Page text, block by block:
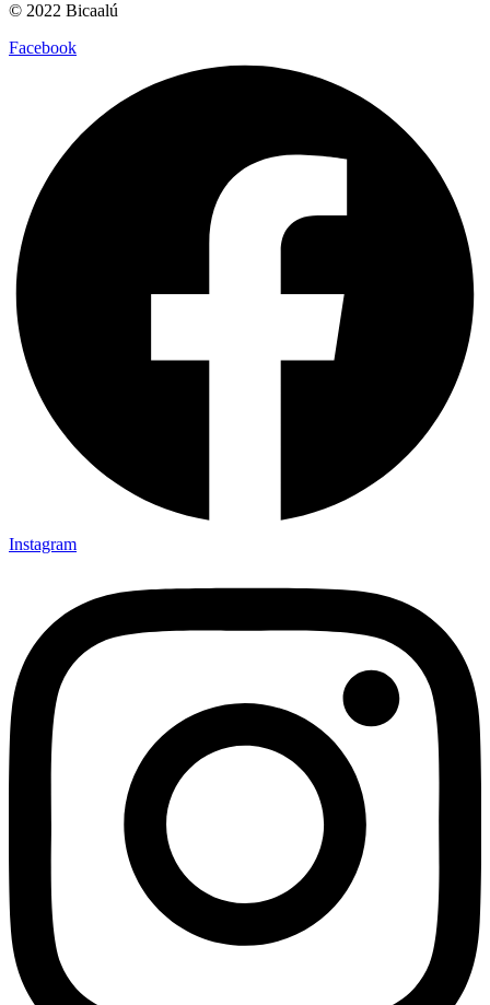
© 2022 Bicaalú
Facebook
Instagram